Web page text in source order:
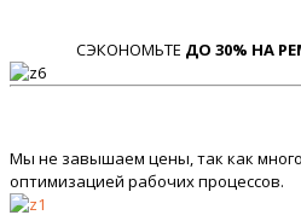
СЭКОНОМЬТЕ ДО 30% НА
Мы не завышаем цены, так как
оптимизацией рабочих процессов.